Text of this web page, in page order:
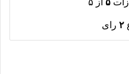
۵ از ۵
۲ رای